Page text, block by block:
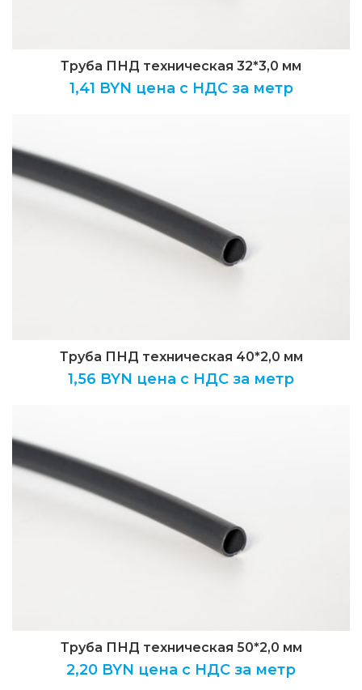
Труба ПНД техническая 32*3,0 мм
1,41 BYN цена с НДС за метр
Труба ПНД техническая 40*2,0 мм
1,56 BYN цена с НДС за метр
Труба ПНД техническая 50*2,0 мм
2,20 BYN цена с НДС за метр